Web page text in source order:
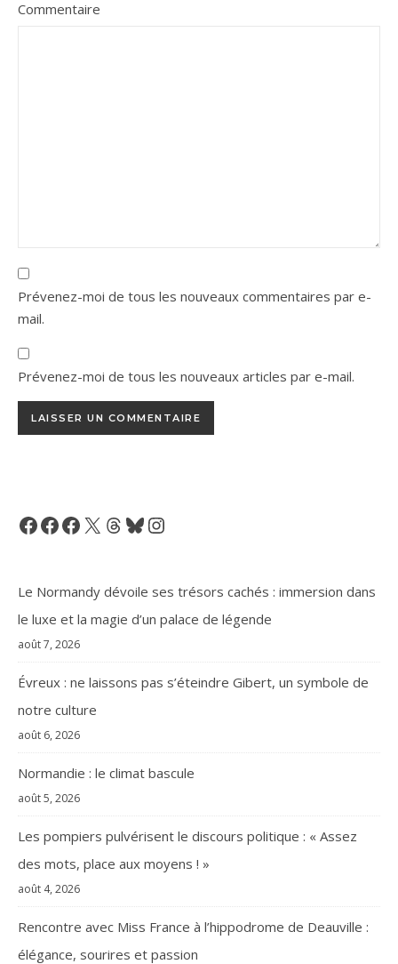
Commentaire
Prévenez-moi de tous les nouveaux commentaires par e-
mail.
Prévenez-moi de tous les nouveaux articles par e-mail.
Facebook
Facebook
Facebook
X Threads
BlueskyInstagram
Le Normandy dévoile ses trésors cachés : immersion dans
le luxe et la magie d’un palace de légende
août 7, 2026
Évreux : ne laissons pas s’éteindre Gibert, un symbole de
notre culture
août 6, 2026
Normandie : le climat bascule
août 5, 2026
Les pompiers pulvérisent le discours politique : « Assez
des mots, place aux moyens ! »
août 4, 2026
Rencontre avec Miss France à l’hippodrome de Deauville :
élégance, sourires et passion